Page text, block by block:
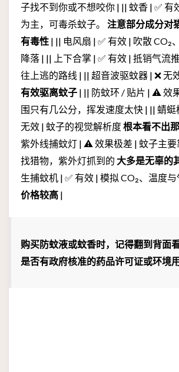
子找不到你或不想咬你 | || 蚊香 | ✅ 有
为主，可毒杀蚊子。 注意部分成分对
有毒性 | || 电风扇 | ✅ 有效 | 吹散 CO₂
降落 | || 上下合掌 | ✅ 有效 | 抵销气流
往上逃的路线 | || 超音波驱蚊器 | ❌ 无
有效驱离蚊子 | || 防蚊环 / 贴片 | ⚠️ 效
围只有几公分，挥发速度太快 | || 蜻蜓
无效 | 蚊子的视觉解析度根本看不出
紫外线捕蚊灯 | ⚠️ 效果极差 | 蚊子主要
找猎物，紫外灯抓到的 大多是无辜的
生捕蚊机 | ✅ 有效 | 模拟 CO₂、温度
价格较高 |
购买防蚊液或蚊香时，记得翻到背面
是否有政府核准的药品许可证或环境